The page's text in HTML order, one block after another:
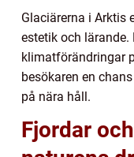
Glaciärerna i Arktis
estetik och
klimatförändringar
besökaren en
på nära håll.
Fjordar